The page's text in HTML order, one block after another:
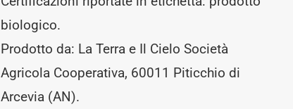
biologico.
Prodotto da: La Terra e Il Cielo Società
Agricola Cooperativa, 60011 Piticchio di
Arcevia (AN).